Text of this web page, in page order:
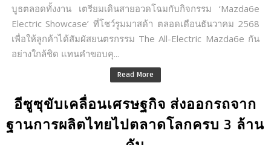
บูธตลอดทั้งงาน เตรียมเดินสายอวดโฉมกับกิจกรรม ‘Mazda6e
Electric Showcase’ ที่โชว์รูมมาสด้า ตลอดเดือนธันวาคม 2568
เพื่อให้ลูกค้าได้สัมผัสยนตรกรรม The All-Electric Mazda6e กัน
อย่างใกล้ชิด แทนคำขอบคุ...
Read More
อีซูซุขับเคลื่อนเศรษฐกิจ ส่งออกรถจาก
ฐานการผลิตไทยไปตลาดโลกครบ 3 ล้าน